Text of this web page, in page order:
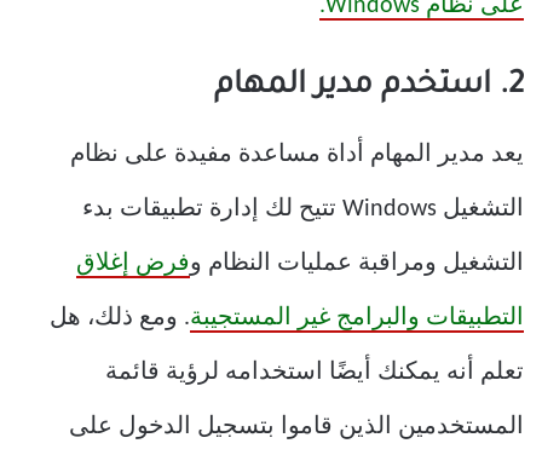
على نظام Windows.
2. استخدم مدير المهام
يعد مدير المهام أداة مساعدة مفيدة على نظام
التشغيل Windows تتيح لك إدارة تطبيقات بدء
التشغيل ومراقبة عمليات النظام وفرض إغلاق
التطبيقات والبرامج غير المستجيبة. ومع ذلك، هل
تعلم أنه يمكنك أيضًا استخدامه لرؤية قائمة
المستخدمين الذين قاموا بتسجيل الدخول على